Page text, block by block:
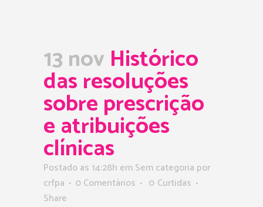
13 nov Histórico
das resoluções
sobre prescrição
e atribuições
clínicas
Postado as 14:28h em Sem categoria por
crfpa
0 Comentários 0 Curtidas
Share